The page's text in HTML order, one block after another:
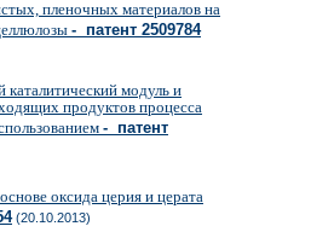
пленочных материалов на
- патент 2509784
модуль и
продуктов процесса
- патент
оксида церия и церата
(20.10.2013)